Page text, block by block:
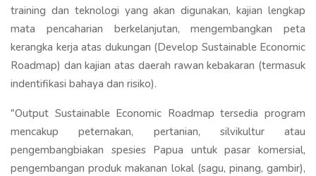
training dan teknologi yang akan digunakan, kajian lengkap
mata pencaharian berkelanjutan, mengembangkan peta
kerangka kerja atas dukungan (Develop Sustainable Economic
Roadmap) dan kajian atas daerah rawan kebakaran (termasuk
indentifikasi bahaya dan risiko).
"Output Sustainable Economic Roadmap tersedia program
mencakup peternakan, pertanian, silvikultur atau
pengembangbiakan spesies Papua untuk pasar komersial,
pengembangan produk makanan lokal (sagu, pinang, gambir),